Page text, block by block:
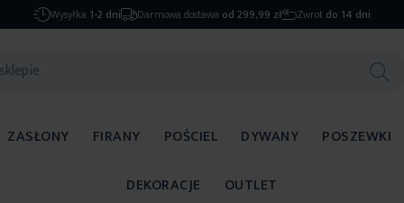
Wysyłka 1-2 dni Darmowa dostawa od 299,99 zł Zwrot do 14 dni
ZASŁONY FIRANY POŚCIEL DYWANY
POSZEWKI
DEKORACJE
OUTLET